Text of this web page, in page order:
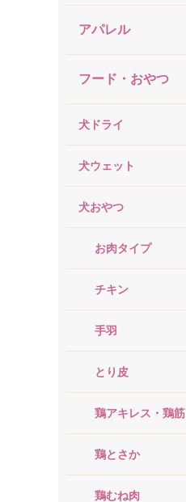
アパレル
フード・おやつ
犬ドライ
犬ウェット
犬おやつ
お肉タイプ
チキン
手羽
とり皮
鶏アキレス・鶏筋
鶏とさか
鶏むね肉